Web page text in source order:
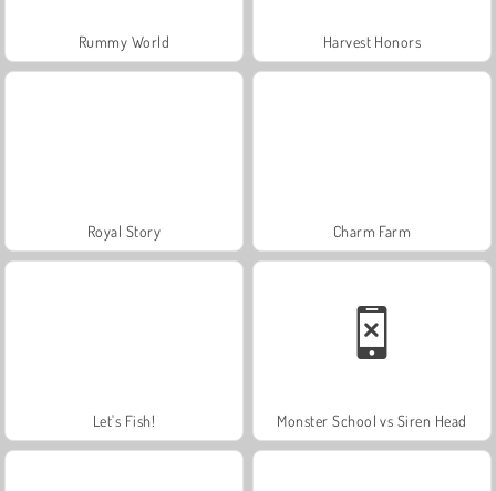
Rummy World Harvest Honors
Royal Story Charm Farm
Let's Fish! Monster School vs Siren Head